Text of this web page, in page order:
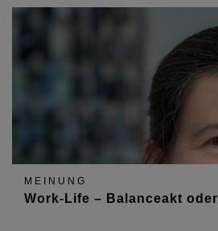
MEINUNG
Work-Life – Balanceakt